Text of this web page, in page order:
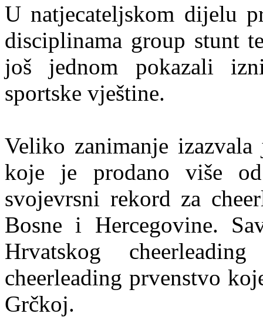
U natjecateljskom dijelu
disciplinama group stunt
još jednom pokazali
sportske vještine.
Veliko zanimanje
koje je prodano više
svojevrsni rekord za
Bosne i Hercegovine.
Hrvatskog
cheerleading prvenstvo
Grčkoj.